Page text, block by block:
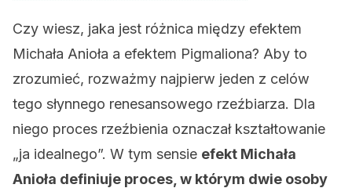
Czy wiesz, jaka jest różnica między efektem
Michała Anioła a efektem Pigmaliona? Aby to
zrozumieć, rozważmy najpierw jeden z celów
tego słynnego renesansowego rzeźbiarza. Dla
niego proces rzeźbienia oznaczał kształtowanie
„ja idealnego”. W tym sensie efekt Michała
Anioła definiuje proces, w którym dwie osoby